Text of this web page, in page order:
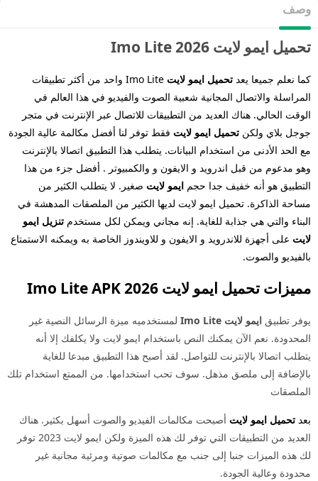
وصف
تحميل ايمو لايت 2026 Imo Lite
كما نعلم جميعا يعد تحميل ايمو لايت
Imo Lite واحد من أكثر تطبيقات
المراسلة والاتصال المجانية شعبية الصوت والفيديو في هذا العالم في
الوقت الحالي. هناك العديد من التطبيقات للاتصال عبر الإنترنت في متجر
جوجل بلاي ولكن تحميل ايمو لايت فقط توفر لنا أفضل مكالمة عالية الجودة
مع الحد الأدنى من استخدام البيانات. يتطلب هذا التطبيق اتصالا بالإنترنت
وهو مدعوم من قبل اندرويد و الايفون و والكمبيوتر . أفضل جزء من هذا
التطبيق هو أنه خفيف جدا حجم ايمو لايت صغير. لا يتطلب الكثير من
مساحة الذاكرة. تحميل ايمو لايت لديها الكثير من الملصقات المدهشة في
البناء والتي هي جذابة للغاية. إنه مجاني ويمكن لكل مستخدم تنزيل ايمو
لايت على أجهزة للاندرويد و الايفون و للاويندوز الخاصة به ويمكنه الاستمتاع
بالفيديو والصوت.
مميزات تحميل ايمو لايت 2026 Imo Lite APK
يوفر تطبيق ايمو لايت Imo Lite لمستخدميه ميزة الرسائل النصية غير
المحدودة. نعم الآن يمكنك النص باستخدام ايمو لايت ولا يكلفك إلا أنه
يتطلب اتصالا بالإنترنت للتواصل. لقد أصبح هذا التطبيق مبدعا للغاية
بالإضافة إلى ملصق مذهل. سوف تحب استخدامها. من الممتع استخدام تلك
الملصقات
بعد تحميل ايمو لايت أصبحت مكالمات الفيديو والصوت أسهل بكثير. هناك
العديد من التطبيقات التي توفر لك هذه الميزة ولكن ايمو لايت 2023 توفر
لك هذه الميزات جنبا إلى جنب مع مكالمات صوتية ومرئية مجانية غير
محدودة وعالية الجودة.